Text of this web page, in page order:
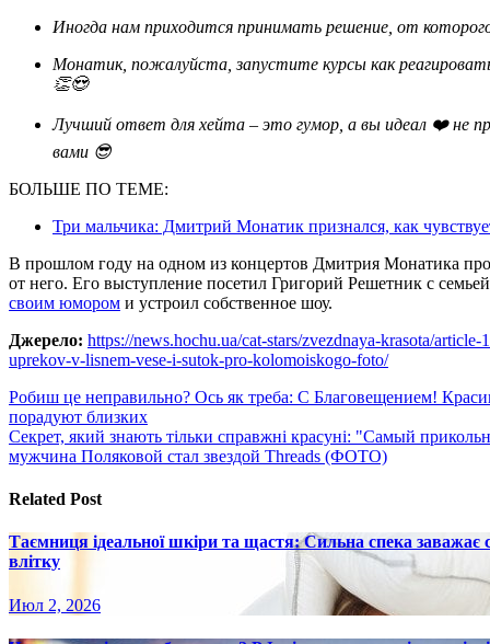
Иногда нам приходится принимать решение, от
Монатик, пожалуйста, запустите курсы как реагировать на комментарии 🙌 невероятное чувство юмора 👏👏
👏😍
Лучший ответ для хейта – это гумор, а вы идеал ❤️ не представляю как вам было тяжело, но ваши фаны с
вами 😎
БОЛЬШЕ ПО ТЕМЕ:
Три мальчика: Дмитрий Монатик признался, как
В прошлом году на одном из концертов Дмитрия Монатика
от него. Его выступление посетил Григорий Решетник с
своим юмором и устроил собственное шоу.
Джерело: https://news.hochu.ua/cat-stars/zvezdnaya-krasota/
uprekov-v-lisnem-vese-i-sutok-pro-kolomoiskogo-foto/
Навигация
по
записям
Робиш це неправильно? Ось як треба: С Благовещением!
порадуют близких
Секрет, який знають тільки справжні красуні: "Самый
мужчина Поляковой стал звездой Threads (ФОТО)
Related Post
Таємниця ідеальної шкіри та щастя: Сильна спека
влітку
Июл 2, 2026